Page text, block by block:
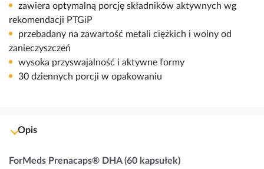
zawiera optymalną porcję składników aktywnych wg
rekomendacji PTGiP
przebadany na zawartość metali ciężkich i wolny od
zanieczyszczeń
wysoka przyswajalność i aktywne formy
30 dziennych porcji w opakowaniu
Opis
ForMeds Prenacaps® DHA (60 kapsułek)